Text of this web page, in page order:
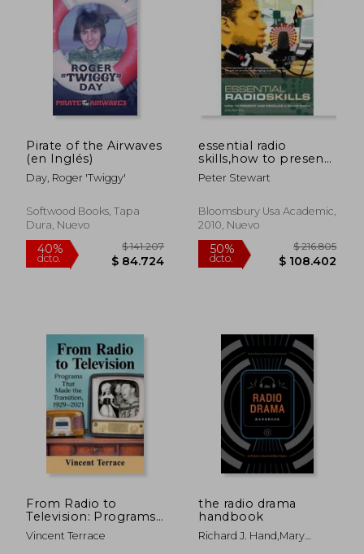
40%
dcto. $ 111.250
40%
dcto. $
40%
dcto. $ 96.160
40%
dcto.
Pirate of the Airwaves
(en Inglés)
Day, Roger 'Twiggy'
Softwood Books, Tapa
Dura, Nuevo
essential radio
skills,how to present
a radio show
Peter Stewart
Bloomsbury Usa Academic,
2010, Nuevo
From Radio to
Television: Programs
That Made the
Transition, 1929-2021
Vincent Terrace
the radio drama
handbook
Richard J. Hand,mary